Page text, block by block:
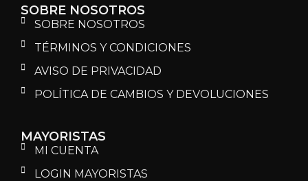
SOBRE NOSOTROS
SOBRE NOSOTROS
TÉRMINOS Y CONDICIONES
AVISO DE PRIVACIDAD
POLÍTICA DE CAMBIOS Y DEVOLUCIONES
MAYORISTAS
MI CUENTA
LOGIN MAYORISTAS